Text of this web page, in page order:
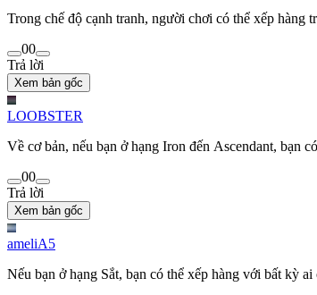
Trong chế độ cạnh tranh, người chơi có thể xếp hàng
00
Trả lời
Xem bản gốc
LOOBSTER
Về cơ bản, nếu bạn ở hạng Iron đến Ascendant, bạn
00
Trả lời
Xem bản gốc
ameliA5
Nếu bạn ở hạng Sắt, bạn có thể xếp hàng với bất kỳ